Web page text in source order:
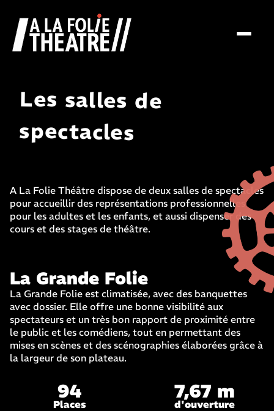
À la folie théâtre
Les salles de
spectacles
A La Folie Théâtre dispose de deux salles de spectacles
pour accueillir des représentations professionnelles
pour les adultes et les enfants, et aussi dispenser des
cours et des stages de théâtre.
La Grande Folie
La Grande Folie est climatisée, avec des banquettes
avec dossier. Elle offre une bonne visibilité aux
spectateurs et un très bon rapport de proximité entre
le public et les comédiens, tout en permettant des
mises en scènes et des scénographies élaborées grâce à
la largeur de son plateau.
94
Places
7,67 m
d'ouverture